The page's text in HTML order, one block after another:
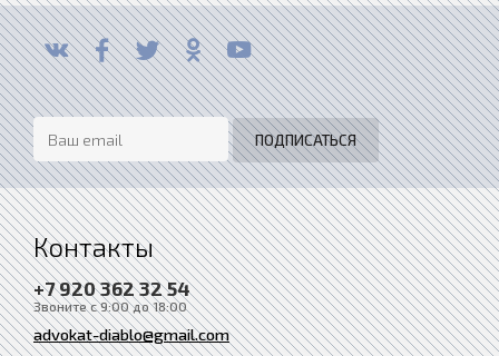
Контакты
+7 920 362 32 54
Звоните с 9:00 до 18:00
advokat-diablo@gmail.com